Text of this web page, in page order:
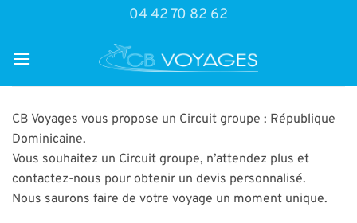
04 42 70 82 62
CB Voyages vous propose un Circuit groupe : République
Dominicaine.
Vous souhaitez un Circuit groupe, n’attendez plus et
contactez-nous pour obtenir un devis personnalisé.
Nous saurons faire de votre voyage un moment unique.